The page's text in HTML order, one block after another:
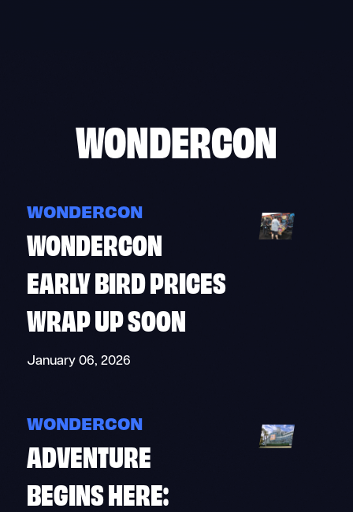
WONDERCON
WONDERCON
WONDERCON
EARLY BIRD PRICES
WRAP UP SOON
January 06, 2026
WONDERCON
ADVENTURE
BEGINS HERE: